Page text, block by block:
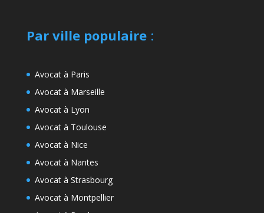
Par ville populaire:
Avocat à Paris
Avocat à Marseille
Avocat à Lyon
Avocat à Toulouse
Avocat à Nice
Avocat à Nantes
Avocat à Strasbourg
Avocat à Montpellier